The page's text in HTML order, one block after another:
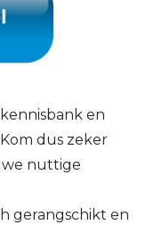
en
dus zeker
nuttige
gerangschikt en